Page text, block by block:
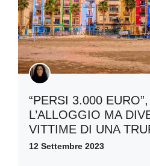
“PERSI 3.000
L’ALLOGGIO MA
VITTIME DI UNA
12 Settembre 2023